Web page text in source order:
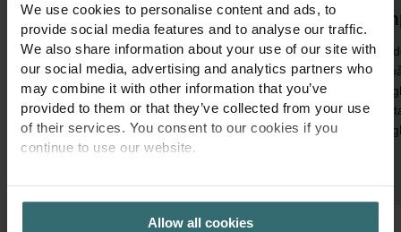
We use cookies to personalise content and ads, to
provide social media features and to analyse our traffic.
We also share information about your use of our site with
our social media, advertising and analytics partners who
may combine it with other information that you’ve
provided to them or that they’ve collected from your use
of their services. You consent to our cookies if you
continue to use our website.
PRIVACY POLICY
Allow all cookies
Central ventilation med
värmeåtervinning
De centrala enheterna ventilerar hela huset
och via luftfördelningssystemet tillförs och
släpps luft ut på rätt plats. Den värme eller
kyla som redan finns i huset återvinns. På så
sätt går ingen energi förlorad.
kyla